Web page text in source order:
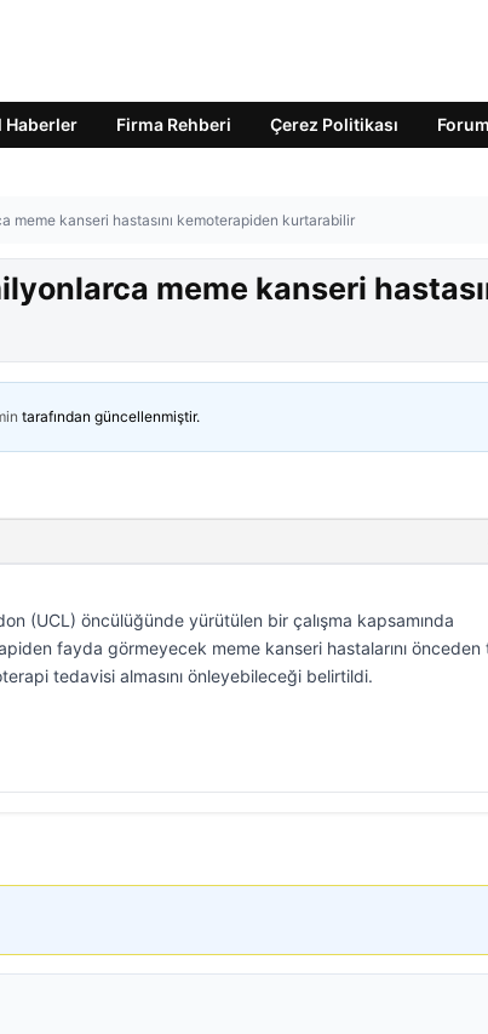
Haberler Firma Rehberi Çerez Politikası Forum
meme kanseri hastasını kemoterapiden kurtarabilir
meme kanseri
tarafından güncellenmiştir.
(UCL) öncülüğünde yürütülen bir çalışma kapsamında
fayda görmeyecek meme kanseri hastalarını önceden
tedavisi almasını önleyebileceği belirtildi.